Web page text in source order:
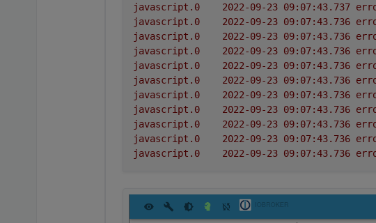
javascript.0
javascript.0
javascript.0
javascript.0
javascript.0
javascript.0
javascript.0
javascript.0
javascript.0
javascript.0
javascript.0